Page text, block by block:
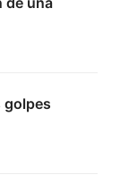
golpes